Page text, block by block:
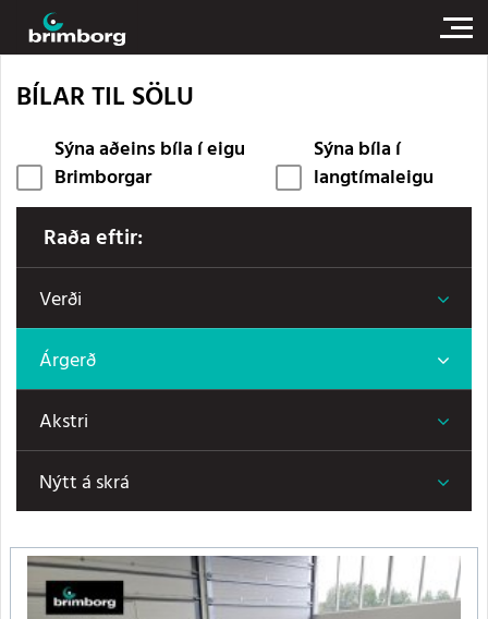
BÍLAR TIL SÖLU
Sýna aðeins bíla í eigu
Brimborgar
Sýna bíla í
langtímaleigu
Raða eftir:
Verði
Árgerð
Akstri
Nýtt á skrá